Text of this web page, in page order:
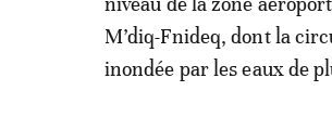
M’diq-Fnideq, dont la
inondée par les eaux de